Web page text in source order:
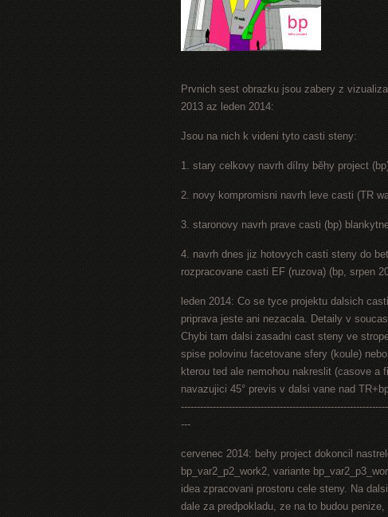
Prvnich sest obrazku jsou zabery z
2013 az leden 2014:
Jsou na nich k videni tyto casti steny:
1. stary celkovy navrh dílny běhy project
2. novy kompromisni navrh leve casti (TR
3. staronovy navrh prave casti (bp)
4. navrh dnes jiz hotovych casti steny do
rozpracovane casti EF (ruzova) (bp, srpen
leden 2014: Co se tyce projektu dalsich
priprava jeste ani nezacala. Detaily v
Chybi tam dalsi zasadni cast steny ve
spise polovinu facetovane sfery (koule)
kterou ted ale nemohou nakreslit (casove
navazujici 45° previs v dalsi vane nad
---
cervenec 2014: behy project dokoncil
bp_var2_p2_work2, variante
idea zpracovani prostoru cele steny. Na
dale za predpokladu, ze na to budou